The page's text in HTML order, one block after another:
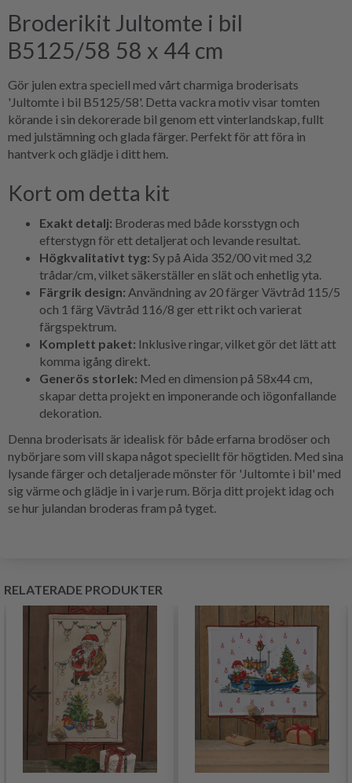
Broderikit Jultomte i bil
B5125/58 58 x 44 cm
Gör julen extra speciell med vårt charmiga broderisats
'Jultomte i bil B5125/58'. Detta vackra motiv visar tomten
körande i sin dekorerade bil genom ett vinterlandskap, fullt
med julstämning och glada färger. Perfekt för att föra in
hantverk och glädje i ditt hem.
Kort om detta kit
Exakt detalj: Broderas med både korsstygn och
efterstygn för ett detaljerat och levande resultat.
Högkvalitativt tyg: Sy på Aida 352/00 vit med 3,2
trådar/cm, vilket säkerställer en slät och enhetlig yta.
Färgrik design: Användning av 20 färger Vävtråd 115/5
och 1 färg Vävtråd 116/8 ger ett rikt och varierat
färgspektrum.
Komplett paket: Inklusive ringar, vilket gör det lätt att
komma igång direkt.
Generös storlek: Med en dimension på 58x44 cm,
skapar detta projekt en imponerande och iögonfallande
dekoration.
Denna broderisats är idealisk för både erfarna brodöser och
nybörjare som vill skapa något speciellt för högtiden. Med sina
lysande färger och detaljerade mönster för 'Jultomte i bil' med
sig värme och glädje in i varje rum. Börja ditt projekt idag och
se hur julandan broderas fram på tyget.
RELATERADE PRODUKTER